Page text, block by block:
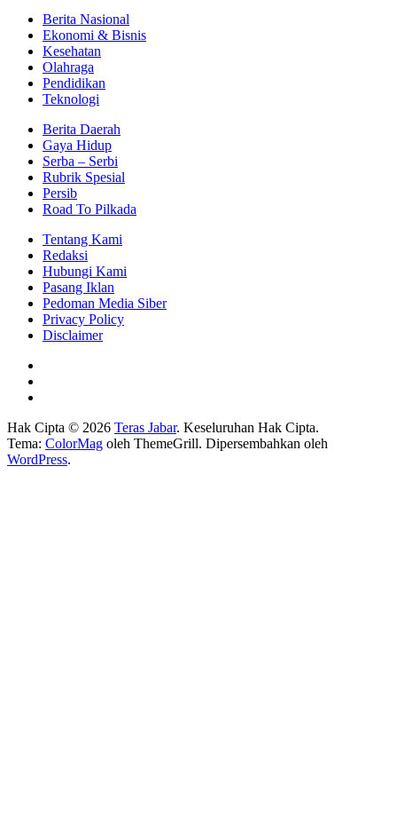
Berita Nasional
Ekonomi & Bisnis
Kesehatan
Olahraga
Pendidikan
Teknologi
Berita Daerah
Gaya Hidup
Serba – Serbi
Rubrik Spesial
Persib
Road To Pilkada
Tentang Kami
Redaksi
Hubungi Kami
Pasang Iklan
Pedoman Media Siber
Privacy Policy
Disclaimer
Hak Cipta © 2026 Teras Jabar. Keseluruhan Hak Cipta.
Tema: ColorMag oleh ThemeGrill. Dipersembahkan oleh
WordPress.